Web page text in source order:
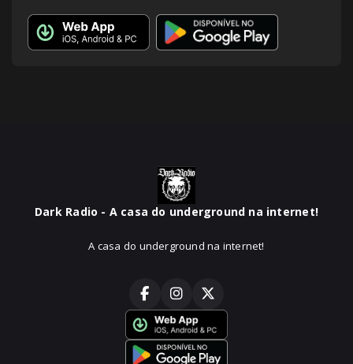
Dark Radio - A casa do underground na internet!
A casa do underground na internet!